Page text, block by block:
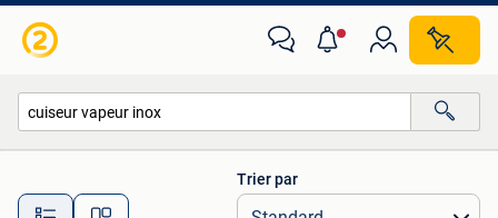
Toutes les distances…
Trier par